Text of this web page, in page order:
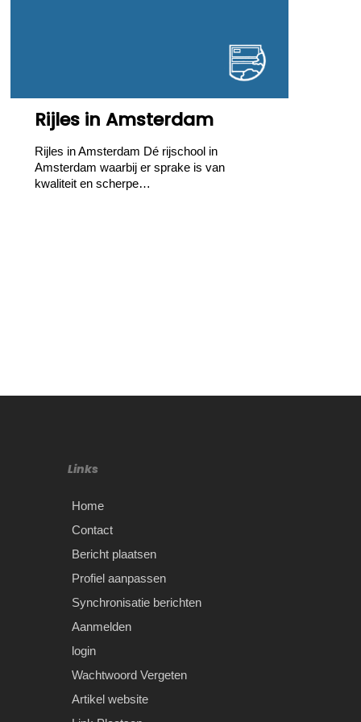
Rijles in Amsterdam
Rijles in Amsterdam Dé rijschool in
Amsterdam waarbij er sprake is van
kwaliteit en scherpe…
Links
Home
Contact
Bericht plaatsen
Profiel aanpassen
Synchronisatie berichten
Aanmelden
login
Wachtwoord Vergeten
Artikel website